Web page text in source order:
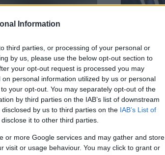
Information
third parties, or processing of your personal or
by us, please use the below opt-out section to
your opt-out request is processed you may
personal information utilized by us or personal
your opt-out. You may separately opt-out of the
by third parties on the IAB’s list of downstream
by us to third parties on the IAB’s List of
it to other third parties.
or more Google services and may gather and store
visit or usage behaviour. You may click to grant or